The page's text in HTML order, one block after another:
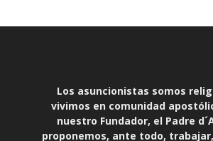
Los asuncionistas somos
vivimos en comunidad
nuestro Fundador, el Padre
proponemos, ante todo,